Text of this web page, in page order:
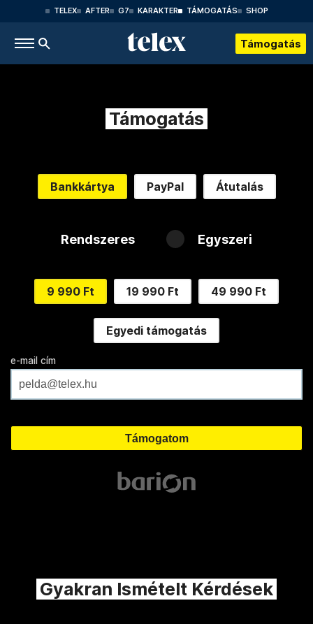
TELEX AFTER G7 KARAKTER TÁMOGATÁS SHOP
Támogatás
Támogatás
Bankkártya PayPal Átutalás
Rendszeres Egyszeri
9 990 Ft 19 990 Ft 49 990 Ft
Egyedi támogatás
e-mail cím
Gyakran Ismételt Kérdések